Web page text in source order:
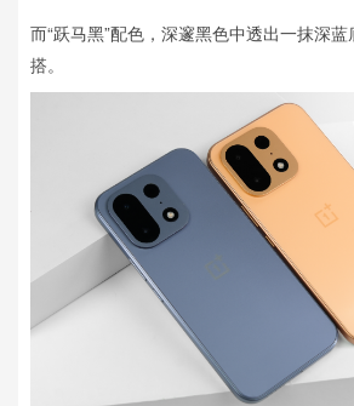
而“跃马黑”配色，深邃黑色中透出一抹深
搭。